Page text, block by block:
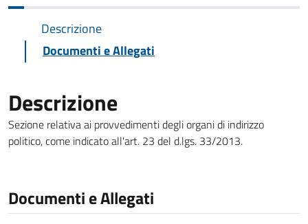
Descrizione
Documenti e Allegati
Descrizione
Sezione relativa ai provvedimenti degli organi di indirizzo
politico, come indicato all'art. 23 del d.lgs. 33/2013.
Documenti e Allegati